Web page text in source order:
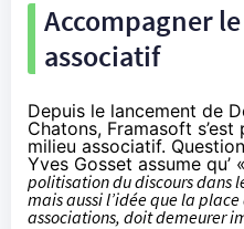
Accompagner
associatif
Depuis le lancement de
Chatons, Framasoft
milieu associatif.
Yves Gosset assume qu’ «
politisation du discours dans
mais aussi l’idée que la
associations, doit demeurer